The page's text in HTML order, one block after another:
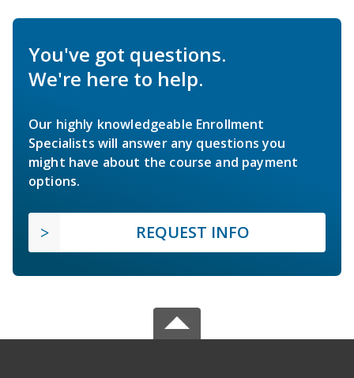
You've got questions.
We're here to help.
Our highly knowledgeable Enrollment
Specialists will answer any questions you
might have about the course and payment
options.
REQUEST INFO